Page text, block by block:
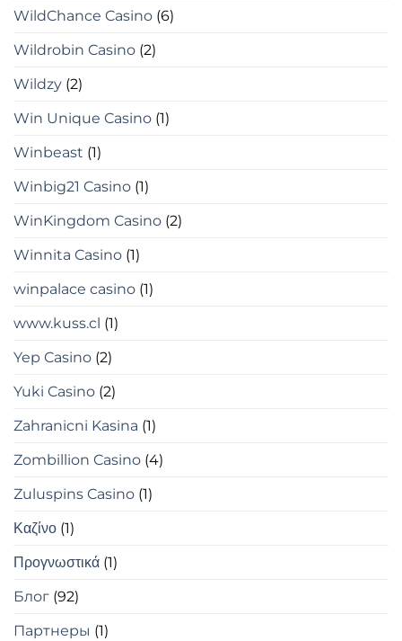
WildChance Casino (6)
Wildrobin Casino (2)
Wildzy (2)
Win Unique Casino (1)
Winbeast (1)
Winbig21 Casino (1)
WinKingdom Casino (2)
Winnita Casino (1)
winpalace casino (1)
www.kuss.cl (1)
Yep Casino (2)
Yuki Casino (2)
Zahranicni Kasina (1)
Zombillion Casino (4)
Zuluspins Casino (1)
Καζίνο (1)
Προγνωστικά (1)
Блог (92)
Партнеры (1)